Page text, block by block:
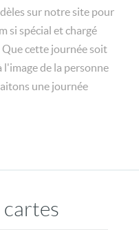
sur notre site pour
si spécial et chargé
cette journée soit
l'image de la personne
une journée
cartes